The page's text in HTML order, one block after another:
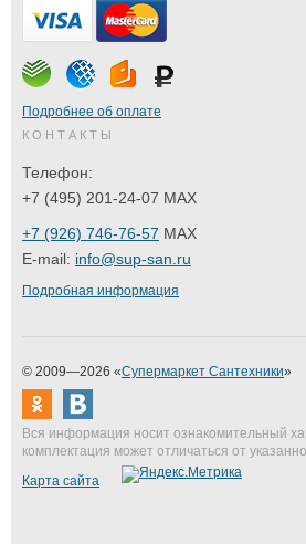
Подробнее об оплате
КОНТАКТЫ
Телефон:
+7 (495) 201-24-07 MAX
+7 (926) 746-76-57 MAX
E-mail: info@sup-san.ru
Подробная информация
© 2009—2026 «Супермаркет Сантехники»
Вся информация носит ознакомительный
комплектация может отличаться от
Карта сайта